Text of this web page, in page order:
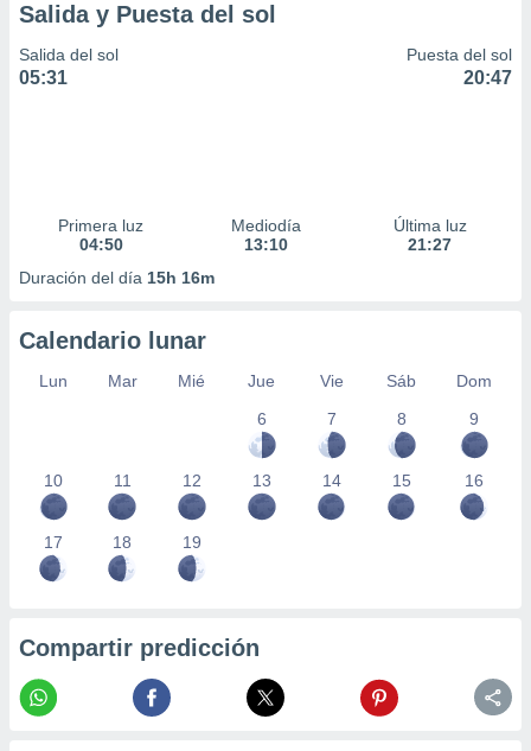
Salida y Puesta del sol
Salida del sol
05:31
Puesta del sol
20:47
Primera luz
04:50
Mediodía
13:10
Última luz
21:27
Duración del día 15h 16m
Calendario lunar
Lun Mar Mié Jue Vie Sáb
Dom
6
7 8 9
10 11 12 13 14 15 16
17 18 19
Compartir predicción